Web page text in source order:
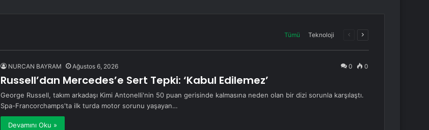
Tümü Teknoloji
ÖncekiSonraki
NURCAN BAYRAM Ağustos 6, 2026 0 0
Russell’dan Mercedes’e Sert Tepki: ‘Kabul Edilemez’
George Russell, takım arkadaşı Kimi Antonelli'nin 50 puan gerisinde kalmasına neden olan bir dizi sorunla karşılaştı.
Spa-Francorchamps'ta ilk turda motor sorunu yaşayan…
Devamını Oku »